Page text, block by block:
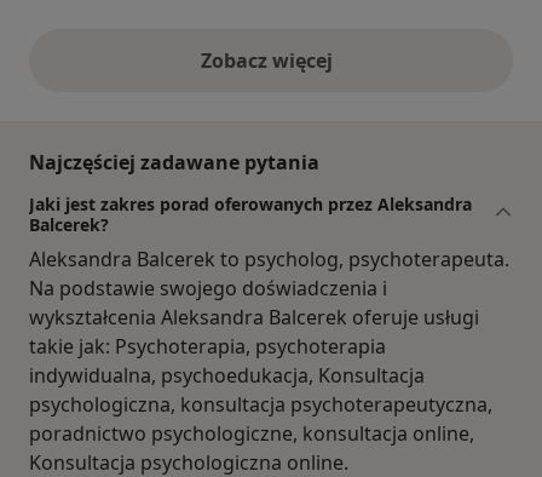
Zobacz więcejopinie powyżej
Najczęściej zadawane pytania
Jaki jest zakres porad oferowanych przez Aleksandra
Balcerek?
Aleksandra Balcerek to psycholog, psychoterapeuta.
Na podstawie swojego doświadczenia i
wykształcenia Aleksandra Balcerek oferuje usługi
takie jak: Psychoterapia, psychoterapia
indywidualna, psychoedukacja, Konsultacja
psychologiczna, konsultacja psychoterapeutyczna,
poradnictwo psychologiczne, konsultacja online,
Konsultacja psychologiczna online.